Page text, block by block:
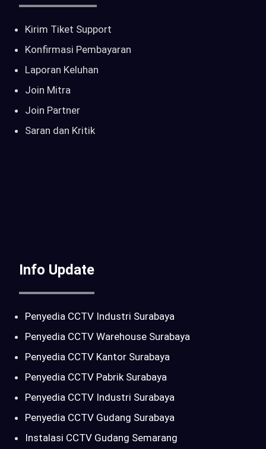
Kirim Tiket Support
Konfirmasi Pembayaran
Laporan Keluhan
Join Mitra
Join Partner
Saran dan Kritik
Info Update
Penyedia CCTV Industri Surabaya
Penyedia CCTV Warehouse Surabaya
Penyedia CCTV Kantor Surabaya
Penyedia CCTV Pabrik Surabaya
Penyedia CCTV Industri Surabaya
Penyedia CCTV Gudang Surabaya
Instalasi CCTV Gudang Semarang